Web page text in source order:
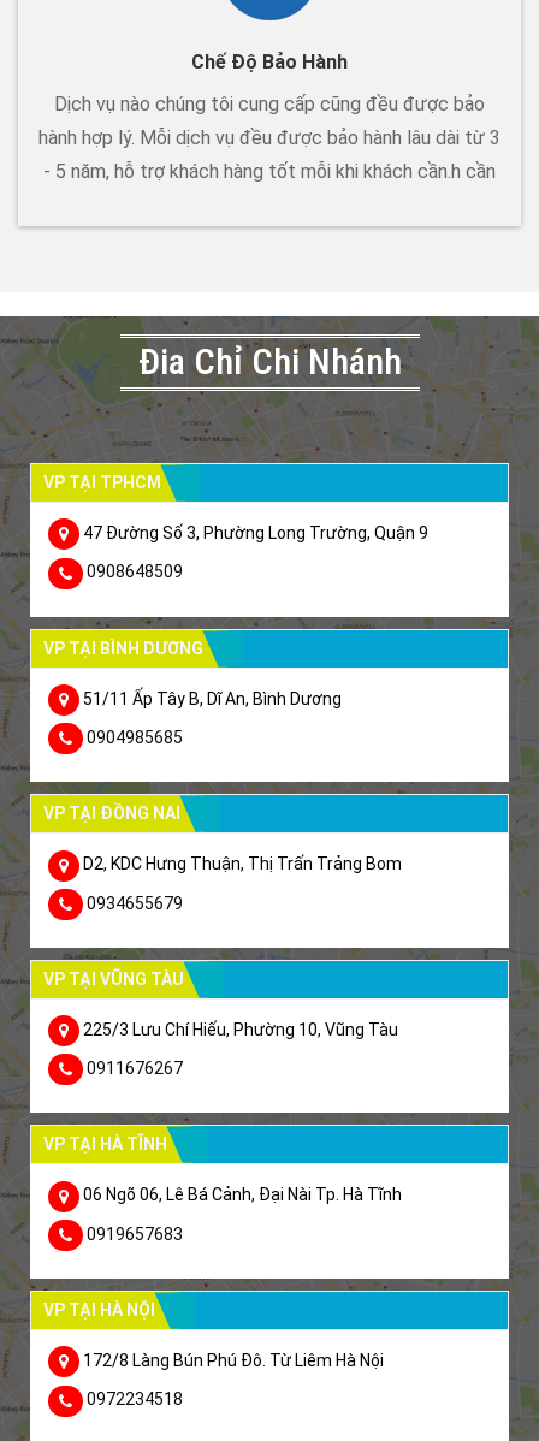
Chế Độ Bảo Hành
Dịch vụ nào chúng tôi cung cấp cũng đều được bảo
hành hợp lý. Mỗi dịch vụ đều được bảo hành lâu dài từ 3
- 5 năm, hỗ trợ khách hàng tốt mỗi khi khách cần.h cần
Đia Chỉ Chi Nhánh
VP TẠI TPHCM
47 Đường Số 3, Phường Long Trường, Quận 9
0908648509
VP TẠI BÌNH DƯƠNG
51/11 Ấp Tây B, Dĩ An, Bình Dương
0904985685
VP TẠI ĐỒNG NAI
D2, KDC Hưng Thuận, Thị Trấn Trảng Bom
0934655679
VP TẠI VŨNG TÀU
225/3 Lưu Chí Hiếu, Phường 10, Vũng Tàu
0911676267
VP TẠI HÀ TĨNH
06 Ngõ 06, Lê Bá Cảnh, Đại Nài Tp. Hà Tĩnh
0919657683
VP TẠI HÀ NỘI
172/8 Làng Bún Phú Đô. Từ Liêm Hà Nội
0972234518